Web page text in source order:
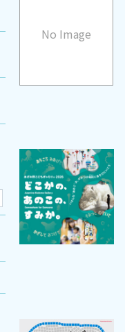
No Image